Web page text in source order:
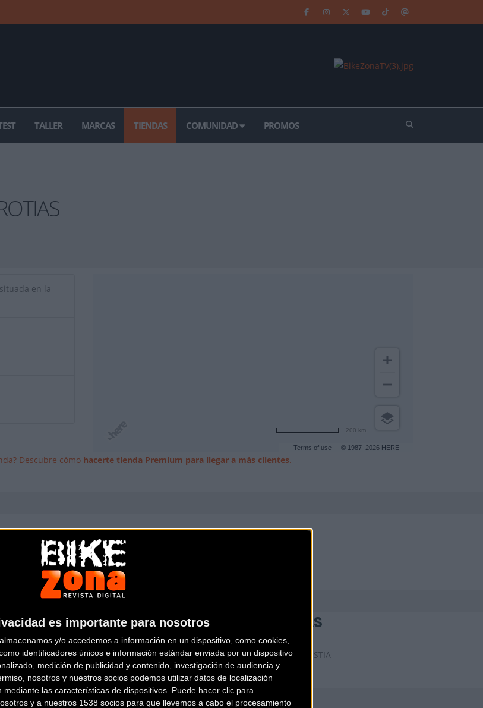
es importante para nosotros
almacenamos y/o accedemos a información en un dispositivo, como cookies,
identificadores únicos e información estándar enviada por un dispositivo
medición de publicidad y contenido, investigación de audiencia y
nosotros y nuestros socios podemos utilizar datos de localización
las características de dispositivos. Puede hacer clic para
y a nuestros 1538 socios para que llevemos a cabo el procesamiento
TALLER MARCAS TIENDAS COMUNIDAD PROMOS
en la
Terms of use © 1987–2026 HERE
200 km
Descubre cómo hacerte tienda Premium para llegar a más clientes.
EBIKE ALEGIA
Altzo-Azpi Barreiatua
ALEGIA
JAIA BICICLETAS
Calle Carlos I, 3
DONOSTIA
(Guipuzcoa)